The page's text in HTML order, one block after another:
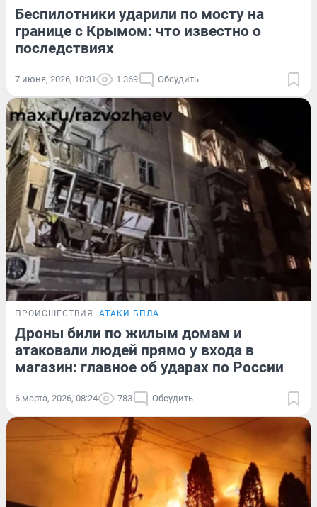
Беспилотники ударили по мосту на
границе с Крымом: что известно о
последствиях
7 июня, 2026, 10:31 1 369 Обсудить
ПРОИСШЕСТВИЯ АТАКИ БПЛА
Дроны били по жилым домам и
атаковали людей прямо у входа в
магазин: главное об ударах по России
6 марта, 2026, 08:24 783 Обсудить